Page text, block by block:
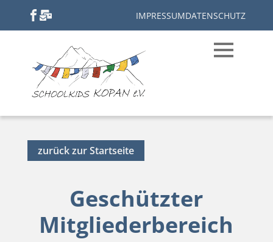
IMPRESSUMDATENSCHUTZ
zurück zur Startseite
Geschützter
Mitgliederbereich